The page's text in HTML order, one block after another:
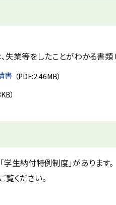
業等をしたことがわかる書類
書 （PDF:2.46MB）
）
生納付特例制度」があります。
ください。